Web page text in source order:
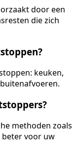
door een
die zich
keuken,
methoden zoals
beter voor uw